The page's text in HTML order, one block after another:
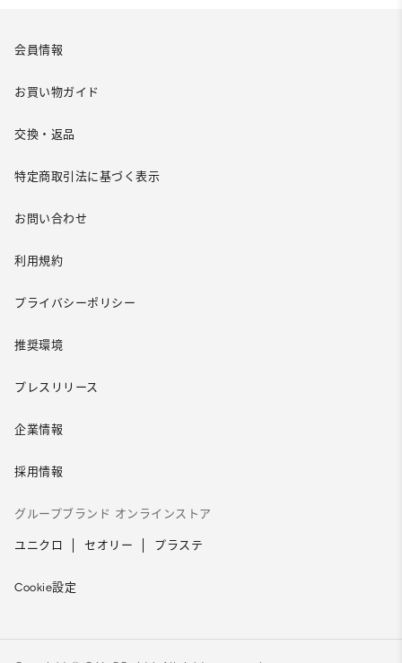
会員情報
お買い物ガイド
交換・返品
特定商取引法に基づく表示
お問い合わせ
利用規約
プライバシーポリシー
推奨環境
プレスリリース
企業情報
採用情報
グループブランド オンラインストア
ユニクロ セオリー プラステ
Cookie設定